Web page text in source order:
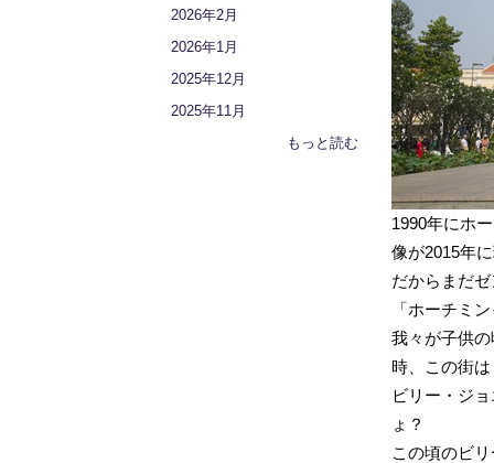
2026年2月
2026年1月
2025年12月
2025年11月
もっと読む
1990年にホ
像が2015年
だからまだ
「ホーチミ
我々が子供
時、この街
ビリー・ジ
ょ？
この頃のビ